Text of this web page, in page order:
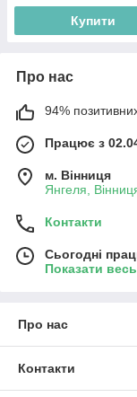
Купити
Про нас
94% позитивних
Працює з
м. Вінниця
Янгеля,
Контакти
Сьогодні
Показати
Про нас
Контакти